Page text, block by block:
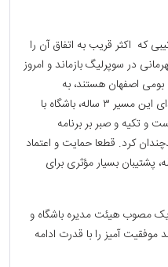
که اکثر قریب به اتفاق آن را
در سوپرلیگ بازماند و امروز
آن جوانان بومی اصفهان هستند، به
سوپرلیگ والیبال راه‌یافت. شاید در ابتدای این مسیر ۳ ساله، باشگاه با
و تکیه و صبر بر برنامه
کرد. قطعا حمایت و اعتماد
عزیز در طول این فرآیند ۳ ساله، پشتیبان بسیار مؤثری برای
مصوب هیئت مدیره باشگاه و
موفقیت آمیز را با قدرت ادامه